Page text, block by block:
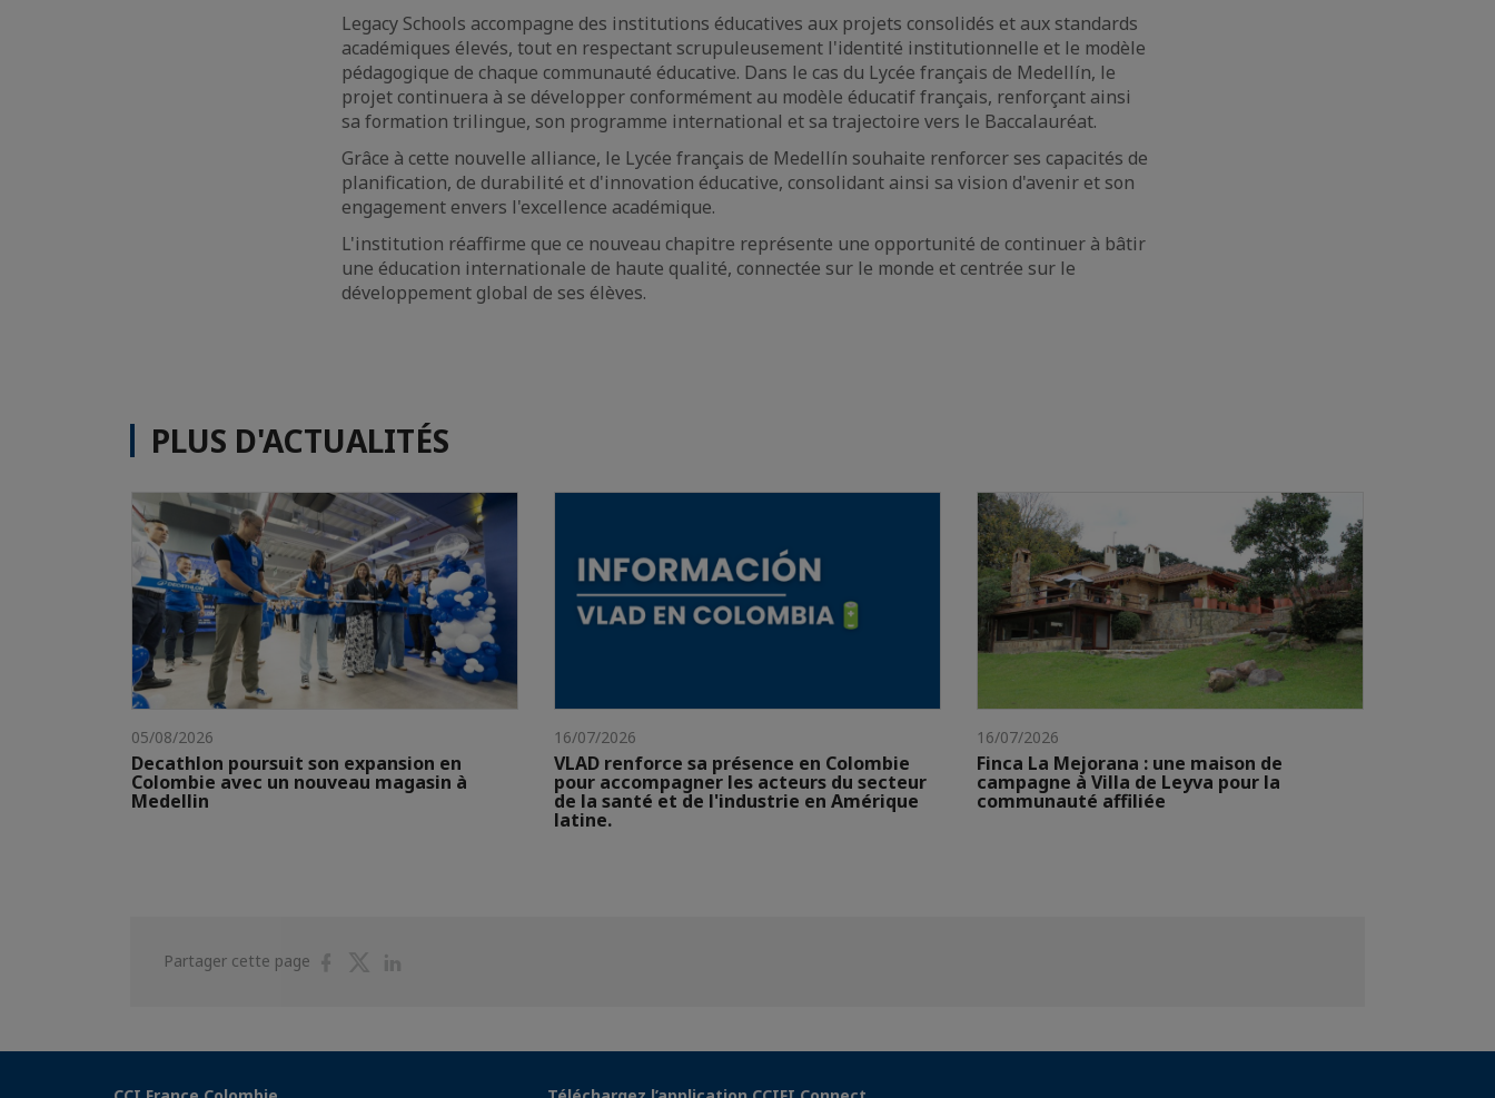
Legacy Schools accompagne des institutions éducatives aux projets consolidés et aux standards
académiques élevés, tout en respectant scrupuleusement l'identité institutionnelle et le modèle
pédagogique de chaque communauté éducative. Dans le cas du Lycée français de Medellín, le
projet continuera à se développer conformément au modèle éducatif français, renforçant ainsi
sa formation trilingue, son programme international et sa trajectoire vers le Baccalauréat.
Grâce à cette nouvelle alliance, le Lycée français de Medellín souhaite renforcer ses capacités de
planification, de durabilité et d'innovation éducative, consolidant ainsi sa vision d'avenir et son
engagement envers l'excellence académique.
L'institution réaffirme que ce nouveau chapitre représente une opportunité de continuer à bâtir
une éducation internationale de haute qualité, connectée sur le monde et centrée sur le
développement global de ses élèves.
PLUS D'ACTUALITÉS
05/08/2026
Decathlon poursuit son expansion en
Colombie avec un nouveau magasin à
Medellin
16/07/2026
VLAD renforce sa présence en Colombie
pour accompagner les acteurs du secteur
de la santé et de l'industrie en Amérique
latine.
16/07/2026
Finca La Mejorana : une maison de
campagne à Villa de Leyva pour la
communauté affiliée
Partager cette page
PartagerPartager